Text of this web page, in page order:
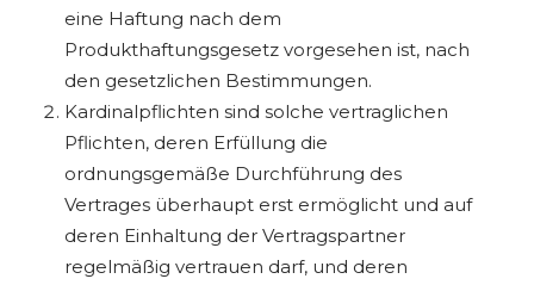
eine Haftung nach dem
Produkthaftungsgesetz vorgesehen ist, nach
den gesetzlichen Bestimmungen.
Kardinalpflichten sind solche vertraglichen
Pflichten, deren Erfüllung die
ordnungsgemäße Durchführung des
Vertrages überhaupt erst ermöglicht und auf
deren Einhaltung der Vertragspartner
regelmäßig vertrauen darf, und deren